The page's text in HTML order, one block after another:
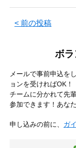
< 前の投稿
ボ
メールで事前申込を
ョンを受ければOK！
チームに分かれて先
参加できます！あな
申し込みの前に、 ガ